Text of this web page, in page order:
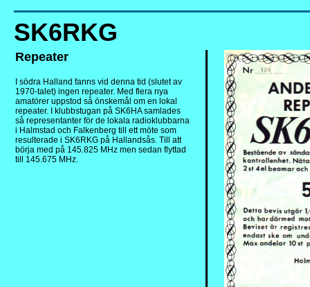
SK6RKG
Repeater
I södra Halland fanns vid denna tid (slutet av
1970-talet) ingen repeater. Med flera nya
amatörer uppstod så önskemål om en lokal
repeater. I klubbstugan på SK6HA samlades
så representanter för de lokala radioklubbarna
i Halmstad och Falkenberg till ett möte som
resulterade i SK6RKG på Hallandsås. Till att
börja med på 145.825 MHz men sedan flyttad
till 145.675 MHz.